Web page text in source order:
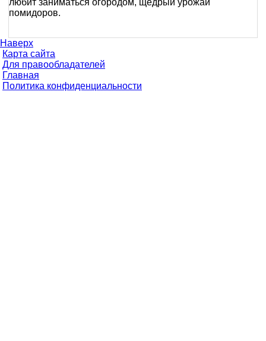
помидоров.
Наверх
Карта сайта
Для правообладателей
Главная
Политика конфиденциальности